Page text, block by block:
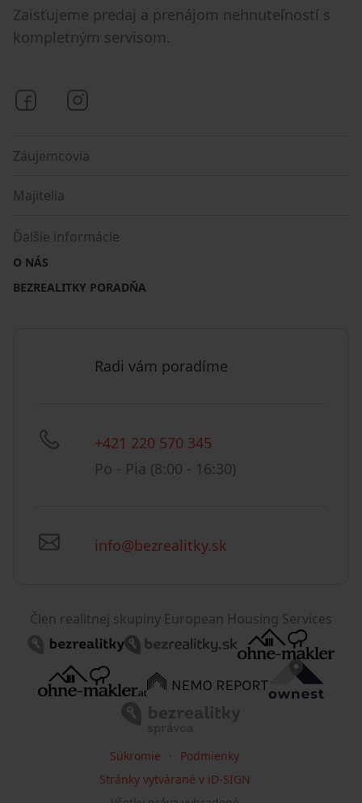
Zaisťujeme predaj a prenájom nehnuteľností s
kompletným servisom.
Bezrealitky na Facebooku
Záujemcovia
Majitelia
Ďalšie informácie
O NÁS
BEZREALITKY PORADŇA
Radi vám poradíme
+421 220 570 345
Po - Pia (8:00 - 16:30)
info@bezrealitky.sk
Člen realitnej skupiny European Housing Services
Súkromie
Podmienky
Stránky vytvárané v iD-SIGN